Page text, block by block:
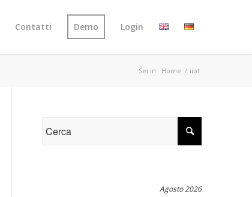
Contatti Demo Login
Sei in: Home / iiot
Agosto 2026